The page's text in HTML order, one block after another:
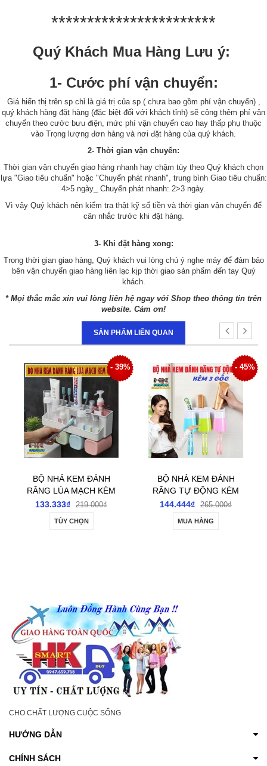
***********************
Quý Khách Mua Hàng Lưu ý:
1- Cước phí vận chuyển:
Giá hiển thị trên sp chỉ là giá trị của sp ( chưa bao gồm phí vận chuyển) ,
quý khách hàng đặt hàng (đặc biệt đối với khách tỉnh) sẽ cộng thêm phí vận
chuyển theo cước bưu điện, mức phí vận chuyển cao hay thấp phụ thuộc
vào Trọng lượng đơn hàng và nơi đặt hàng của quý khách.
2- Thời gian vận chuyển:
Thời gian vận chuyển giao hàng nhanh hay chậm tùy theo Quý khách chọn
lựa "Giao tiêu chuẩn" hoặc "Chuyển phát nhanh", trung bình Giao tiêu chuẩn:
4>5 ngày_ Chuyển phát nhanh: 2>3 ngày.
Vì vậy Quý khách nên kiểm tra thật kỹ số tiền và thời gian vận chuyển để
cân nhắc trước khi đặt hàng.
3- Khi đặt hàng xong:
Trong thời gian giao hàng, Quý khách vui lòng chú ý nghe máy để đảm bảo
bên vận chuyển giao hàng liên lạc kịp thời giao sản phẩm đến tay Quý
khách.
* Mọi thắc mắc xin vui lòng liên hệ ngay với Shop theo thông tin trên
website. Cảm ơn!
SẢN PHẨM LIÊN QUAN
- 45%
BỘ NHẢ KEM ĐÁNH
RĂNG TỰ ĐỘNG KÈM
3 CỐC
144.444₫ 265.000₫
MUA HÀNG
- 43%
CHÂN KÊ MÁY GIẶT
TỦ LẠNH CHẤT
LƯỢNG CAO
166.666₫ 290.000₫
MUA HÀNG
CHO CHẤT LƯỢNG CUỘC SỐNG
HƯỚNG DẪN
CHÍNH SÁCH